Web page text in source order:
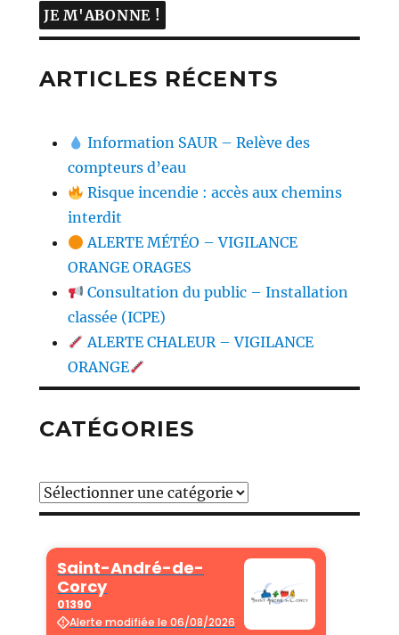
ARTICLES RÉCENTS
Information SAUR – Relève des
compteurs d’eau
Risque incendie : accès aux chemins
interdit
ALERTE MÉTÉO – VIGILANCE
ORANGE ORAGES
Consultation du public – Installation
classée (ICPE)
ALERTE CHALEUR – VIGILANCE
ORANGE
CATÉGORIES
Catégories